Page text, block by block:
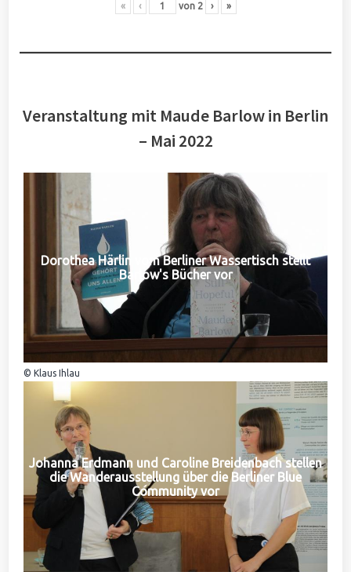
« ‹ von 2 › »
Veranstaltung mit Maude Barlow in Berlin
– Mai 2022
Dorothea Härlin vom Berliner Wassertisch stellt
Barlow's Bücher vor
© Klaus Ihlau
Johanna Erdmann und Caroline Breidenbach stellen
die Wanderausstellung über die Berliner Blue
Community vor